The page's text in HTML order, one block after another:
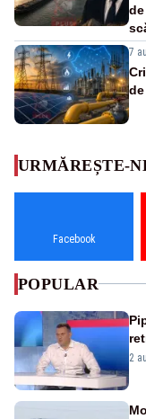
7
URMĂREȘTE-
Facebook
POPULAR
2